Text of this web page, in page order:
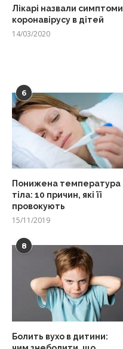
Лікарі назвали симптоми
коронавірусу в дітей
14/03/2020
6
Понижена температура
тіла: 10 причин, які її
провокують
15/11/2019
8
Болить вухо в дитини: